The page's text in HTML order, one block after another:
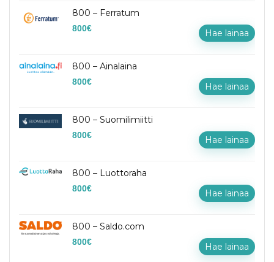
800 – Ferratum
800€ Hae lainaa
800 – Ainalaina
800€ Hae lainaa
800 – Suomilimiitti
800€ Hae lainaa
800 – Luottoraha
800€ Hae lainaa
800 – Saldo.com
800€ Hae lainaa